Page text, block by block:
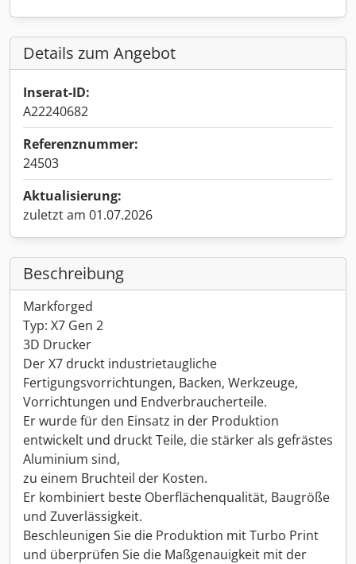
Details zum Angebot
Inserat-ID:
A22240682
Referenznummer:
24503
Aktualisierung:
zuletzt am 01.07.2026
Beschreibung
Markforged
Typ: X7 Gen 2
3D Drucker
Der X7 druckt industrietaugliche
Fertigungsvorrichtungen, Backen, Werkzeuge,
Vorrichtungen und Endverbraucherteile.
Er wurde für den Einsatz in der Produktion
entwickelt und druckt Teile, die stärker als gefrästes
Aluminium sind,
zu einem Bruchteil der Kosten.
Er kombiniert beste Oberflächenqualität, Baugröße
und Zuverlässigkeit.
Beschleunigen Sie die Produktion mit Turbo Print
und überprüfen Sie die Maßgenauigkeit mit der